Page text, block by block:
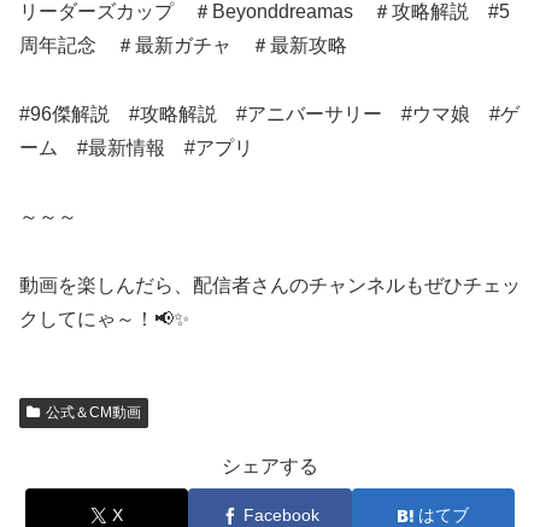
リーダーズカップ ＃Beyonddreamas ＃攻略解説 #5
周年記念 ＃最新ガチャ ＃最新攻略
#96傑解説 #攻略解説 #アニバーサリー #ウマ娘 #ゲ
ーム #最新情報 #アプリ
～～～
動画を楽しんだら、配信者さんのチャンネルもぜひチェッ
クしてにゃ～！📢✨
公式＆CM動画
シェアする
X Facebook はてブ